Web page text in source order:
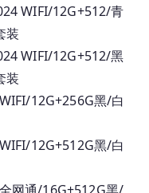
WIFI/12G+512/青
WIFI/12G+512/黑
12G+256G黑/白
12G+512G黑/白